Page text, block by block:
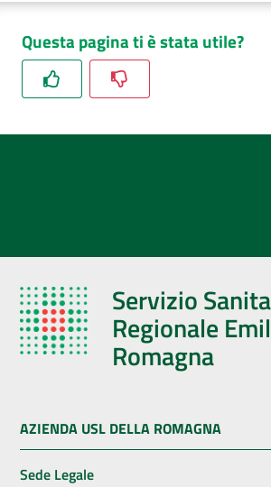
Questa pagina ti è stata utile?
Servizio
Regionale
Romagna
AZIENDA USL DELLA ROMAGNA
Sede Legale